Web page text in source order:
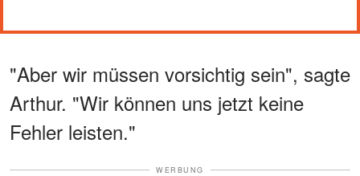
"Aber wir müssen vorsichtig sein", sagte
Arthur. "Wir können uns jetzt keine
Fehler leisten."
WERBUNG